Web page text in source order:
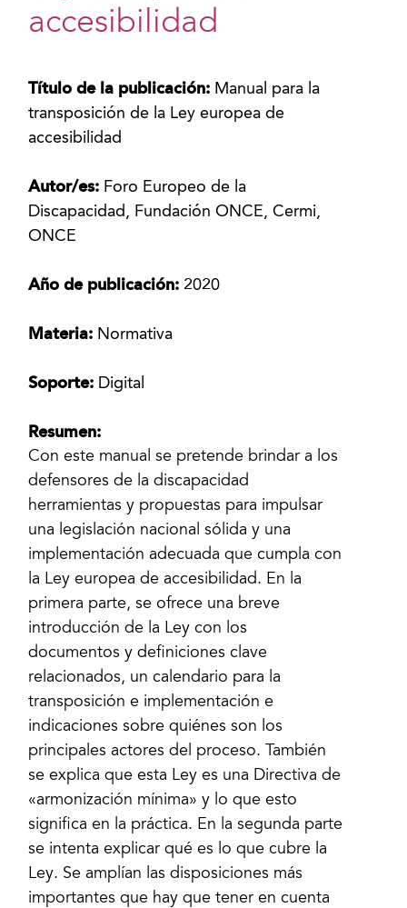
accesibilidad
Título de la publicación: Manual para la
transposición de la Ley europea de
accesibilidad
Autor/es: Foro Europeo de la
Discapacidad, Fundación ONCE, Cermi,
ONCE
Año de publicación: 2020
Materia: Normativa
Soporte: Digital
Resumen:
Con este manual se pretende brindar a los
defensores de la discapacidad
herramientas y propuestas para impulsar
una legislación nacional sólida y una
implementación adecuada que cumpla con
la Ley europea de accesibilidad. En la
primera parte, se ofrece una breve
introducción de la Ley con los
documentos y definiciones clave
relacionados, un calendario para la
transposición e implementación e
indicaciones sobre quiénes son los
principales actores del proceso. También
se explica que esta Ley es una Directiva de
«armonización mínima» y lo que esto
significa en la práctica. En la segunda parte
se intenta explicar qué es lo que cubre la
Ley. Se amplían las disposiciones más
importantes que hay que tener en cuenta